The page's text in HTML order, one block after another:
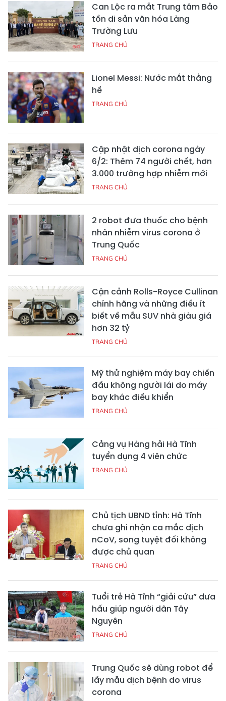
Can Lộc ra mắt Trung tâm Bảo
tồn di sản văn hóa Làng
Trường Lưu
TRANG CHỦ
Lionel Messi: Nước mắt thằng
hề
TRANG CHỦ
Cập nhật dịch corona ngày
6/2: Thêm 74 người chết, hơn
3.000 trường hợp nhiễm mới
TRANG CHỦ
2 robot đưa thuốc cho bệnh
nhân nhiễm virus corona ở
Trung Quốc
TRANG CHỦ
Cận cảnh Rolls-Royce Cullinan
chính hãng và những điều ít
biết về mẫu SUV nhà giàu giá
hơn 32 tỷ
TRANG CHỦ
Mỹ thử nghiệm máy bay chiến
đấu không người lái do máy
bay khác điều khiển
TRANG CHỦ
Cảng vụ Hàng hải Hà Tĩnh
tuyển dụng 4 viên chức
TRANG CHỦ
Chủ tịch UBND tỉnh: Hà Tĩnh
chưa ghi nhận ca mắc dịch
nCoV, song tuyệt đối không
được chủ quan
TRANG CHỦ
Tuổi trẻ Hà Tĩnh “giải cứu” dưa
hấu giúp người dân Tây
Nguyên
TRANG CHỦ
Trung Quốc sẽ dùng robot để
lấy mẫu dịch bệnh do virus
corona